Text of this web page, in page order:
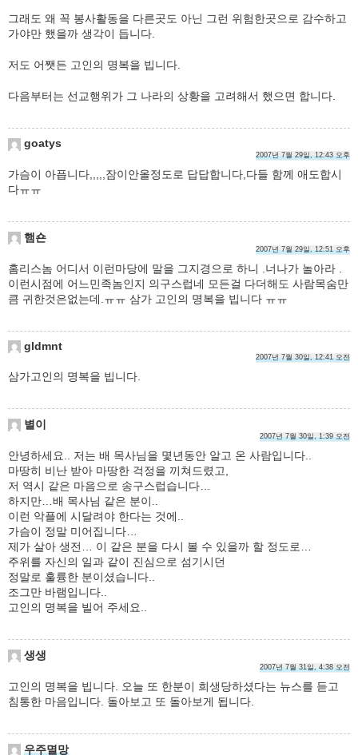
그래도 왜 꼭 봉사활동을 다른곳도 아닌 그런 위험한곳으로 감수하고
가야만 했을까 생각이 듭니다.
저도 어쨋든 고인의 명복을 빕니다.
다음부터는 선교행위가 그 나라의 상황을 고려해서 했으면 합니다.
goatys
2007년 7월 29일, 12:43 오후
가슴이 아픕니다,,,,,잠이안올정도로 답답합니다,다들 함께 애도합시
다ㅠㅠ
햄숀
2007년 7월 29일, 12:51 오후
홈리스놈 어디서 이런마당에 말을 그지경으로 하니 .너나가 놀아라 .
이런시점에 어느민족놈인지 의구스럽네 모든걸 다더해도 사람목숨만
큼 귀한것은없는데.ㅠㅠ 삼가 고인의 명복을 빕니다 ㅠㅠ
gldmnt
2007년 7월 30일, 12:41 오전
삼가고인의 명복을 빕니다.
별이
2007년 7월 30일, 1:39 오전
안녕하세요.. 저는 배 목사님을 몇년동안 알고 온 사람입니다..
마땅히 비난 받아 마땅한 걱정을 끼쳐드렸고,
저 역시 같은 마음으로 송구스럽습니다…
하지만…배 목사님 같은 분이..
이런 악플에 시달려야 한다는 것에..
가슴이 정말 미어집니다…
제가 살아 생전… 이 같은 분을 다시 볼 수 있을까 할 정도로…
주위를 자신의 일과 같이 진심으로 섬기시던
정말로 훌륭한 분이셨습니다..
조그만 바램입니다..
고인의 명복을 빌어 주세요..
생생
2007년 7월 31일, 4:38 오전
고인의 명복을 빕니다. 오늘 또 한분이 희생당하셨다는 뉴스를 듣고
침통한 마음입니다. 돌아보고 또 돌아보게 됩니다.
우주멸망